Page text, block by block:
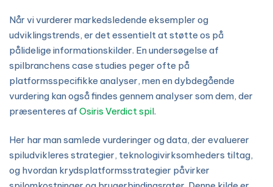
Når vi vurderer markedsledende eksempler og
udviklingstrends, er det essentielt at støtte os på
pålidelige informationskilder. En undersøgelse af
spilbranchens case studies peger ofte på
platformsspecifikke analyser, men en dybdegående
vurdering kan også findes gennem analyser som dem, der
præsenteres af Osiris Verdict spil.
Her har man samlede vurderinger og data, der evaluerer
spiludvikleres strategier, teknologivirksomheders tiltag,
og hvordan krydsplatformsstrategier påvirker